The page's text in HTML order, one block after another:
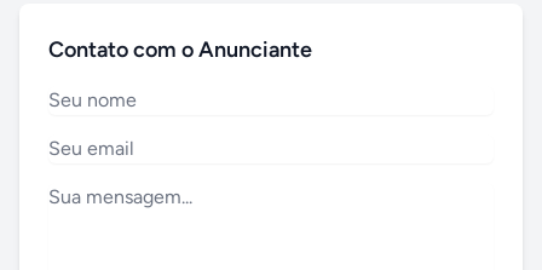
Contato com o Anunciante